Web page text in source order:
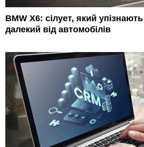
BMW X6: сілует, який упізнають
далекий від автомобілів